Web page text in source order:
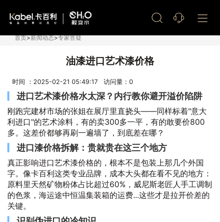
首页>新闻动态>专家答疑
油漆进口艺术漆价格
时间 ：2025-02-21 05:49:17 访问量： 0
进口艺术漆价格水太深？内行教你避开溢价陷阱
刚跑完建材市场的张姐在展厅里直挠头——同样标着"意大
利进口"的艺术涂料，有的卖300多一平，有的敢要价800
多。这差价都够再刷一遍墙了，到底差在哪？
进口漆价格拆解：贵就贵在这三个地方
真正影响进口艺术漆价格的，根本不是包装上那几个外国
字。像卡百利这类专业品牌，成本大头都在看不见的地方：
原料里天然矿物粉体占比超过60%，威尼斯老匠人手工调制
的色浆，海运途中恒温集装箱的运费...这些才是拉开价差的
关键。